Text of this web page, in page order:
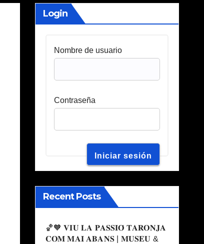
Login
Nombre de usuario
Contraseña
Recent Posts
🏀🧡 𝐕𝐈𝐔 𝐋𝐀 𝐏𝐀𝐒𝐒𝐈𝐎́ 𝐓𝐀𝐑𝐎𝐍𝐉𝐀
𝐂𝐎𝐌 𝐌𝐀𝐈 𝐀𝐁𝐀𝐍𝐒 | 𝐌𝐔𝐒𝐄𝐔 &